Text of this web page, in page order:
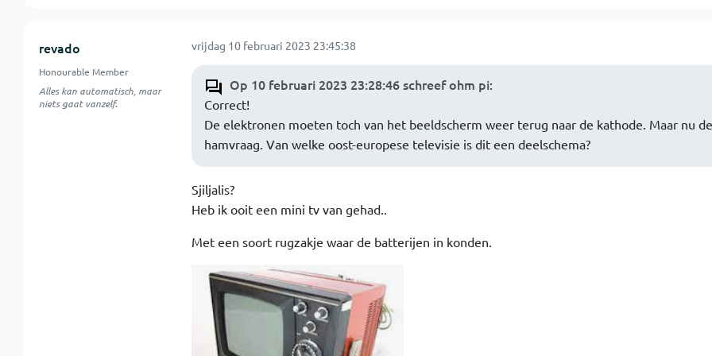
revado
Honourable Member
Alles kan automatisch, maar
niets gaat vanzelf.
vrijdag 10 februari 2023 23:45:38
Op 10 februari 2023 23:28:46 schreef ohm pi:
Correct!
De elektronen moeten toch van het beeldscherm weer terug naar de kathode. Maar nu de
hamvraag. Van welke oost-europese televisie is dit een deelschema?
Sjiljalis?
Heb ik ooit een mini tv van gehad..
Met een soort rugzakje waar de batterijen in konden.